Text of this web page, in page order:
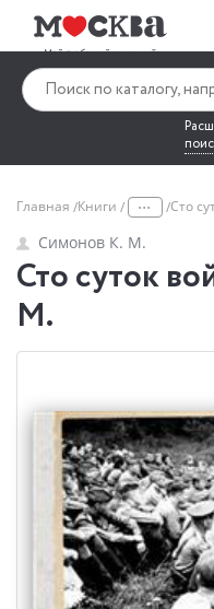
Главная Книги ... Сто
Симонов К. М.
Сто суток
М.